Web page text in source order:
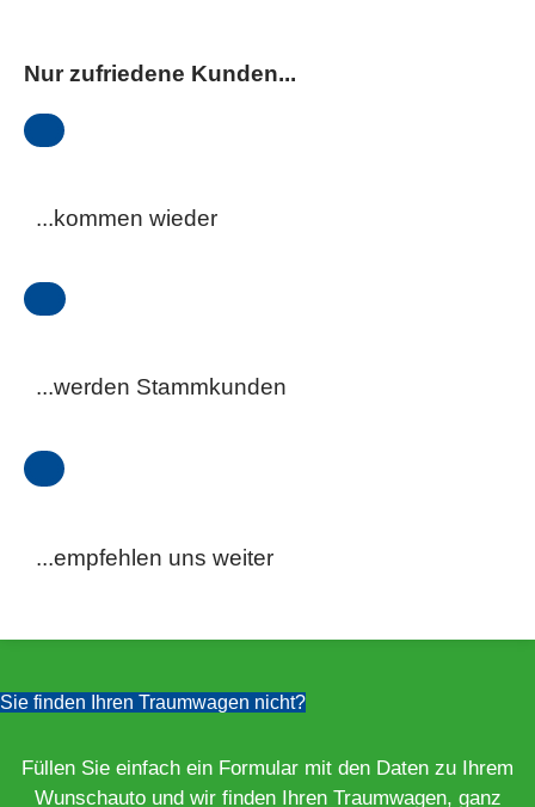
Nur zufriedene Kunden...
...kommen wieder
...werden Stammkunden
...empfehlen uns weiter
Sie finden Ihren Traumwagen nicht?
Füllen Sie einfach ein Formular mit den Daten zu Ihrem
Wunschauto und wir finden Ihren Traumwagen, ganz